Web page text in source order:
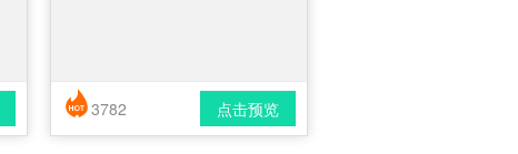
简历风格： 时尚 / 简洁 / 应届生
点击预览
3782